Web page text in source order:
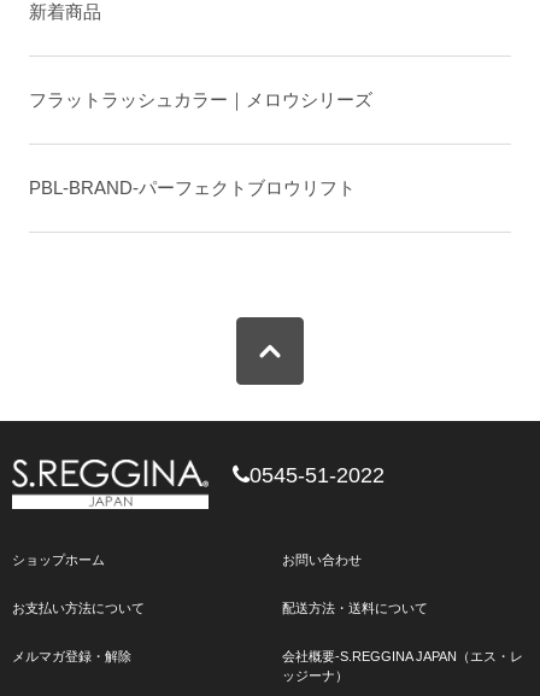
新着商品
フラットラッシュカラー｜メロウシリーズ
PBL-BRAND-パーフェクトブロウリフト
0545-51-2022
ショップホーム お問い合わせ
お支払い方法について 配送方法・送料について
メルマガ登録・解除
会社概要-S.REGGINA JAPAN（エス・レ
ッジーナ）